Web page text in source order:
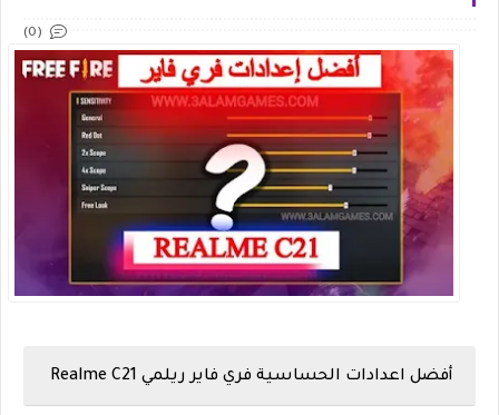
(0)
أفضل اعدادات الحساسية فري فاير ريلمي Realme C21